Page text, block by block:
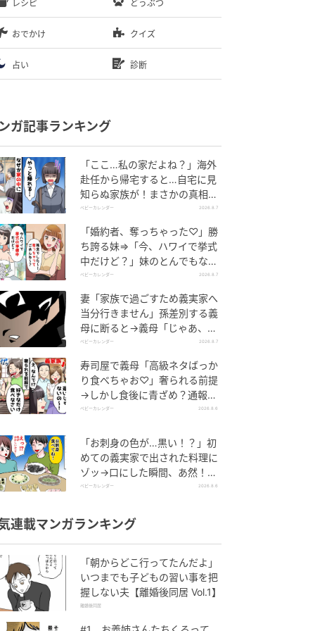
レシピ どうぶつ
おでかけ クイズ
占い 診断
ガ記事ランキング
「ここ…私の家だよね？」海外
赴任から帰宅すると…自宅に見
知らぬ家族が！まさかの真相と
は！？
ベビーカレンダー 2026.8.7
「婚約者、奪っちゃった♡」勝
ち誇る妹⇒「今、ハワイで挙式
中だけど？」妹のとんでもない
勘違いとは
ベビーカレンダー 2026.8.7
妻「家族で過ごすため義実家へ
当分行きません」孫差別する義
母に断ると→義母「じゃあ、私
は…」妻絶句＜こどおじ義兄＞
ベビーカレンダー 2026.8.7
寿司屋で義母「高級ネタばっか
り食べちゃお♡」奢られる前提
→しかし食後に青ざめ？通報さ
れ警察沙汰！
ベビーカレンダー 2026.8.6
「お刺身の色が…黒い！？」初
めての義実家で出された料理に
ゾッ→口にした瞬間、あ然！刺
身の正体は
ベビーカレンダー 2026.8.6
連載マンガランキング
「朝からどこ行ってたんだよ」
いつまでも子どもの習い事を把
握しない夫【離婚後同居 Vol.1】
離婚後同居